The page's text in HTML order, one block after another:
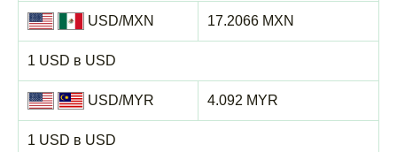
USD/MXN
1 USD в USD
17.2066 MXN
USD/MYR
1 USD в USD
4.092 MYR